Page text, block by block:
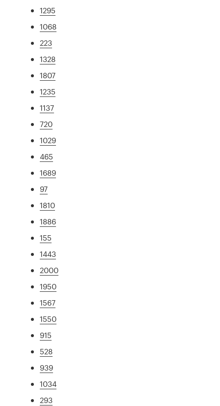
1295
1068
223
1328
1807
1235
1137
720
1029
465
1689
97
1810
1886
155
1443
2000
1950
1567
1550
915
528
939
1034
293